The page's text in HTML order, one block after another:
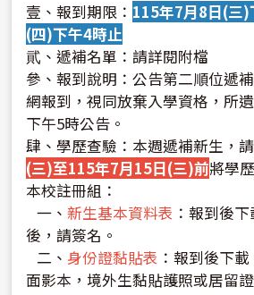
壹、報到期限： 115年7月8日(三
(四)下午4時止
貮、遞補名單：請詳閱附檔
參、報到說明：公告第二順位遞
網報到，視同放棄入學資格，所
下午5時公告。
肆、學歷查驗：本週遞補新生，
(三)至115年7月15日(三)前將學
本校註冊組：
一、新生基本資料表 ：報到後
後，請簽名。
二、 身份證黏貼表 ：報到後下
面影本，境外生黏貼護照或居留